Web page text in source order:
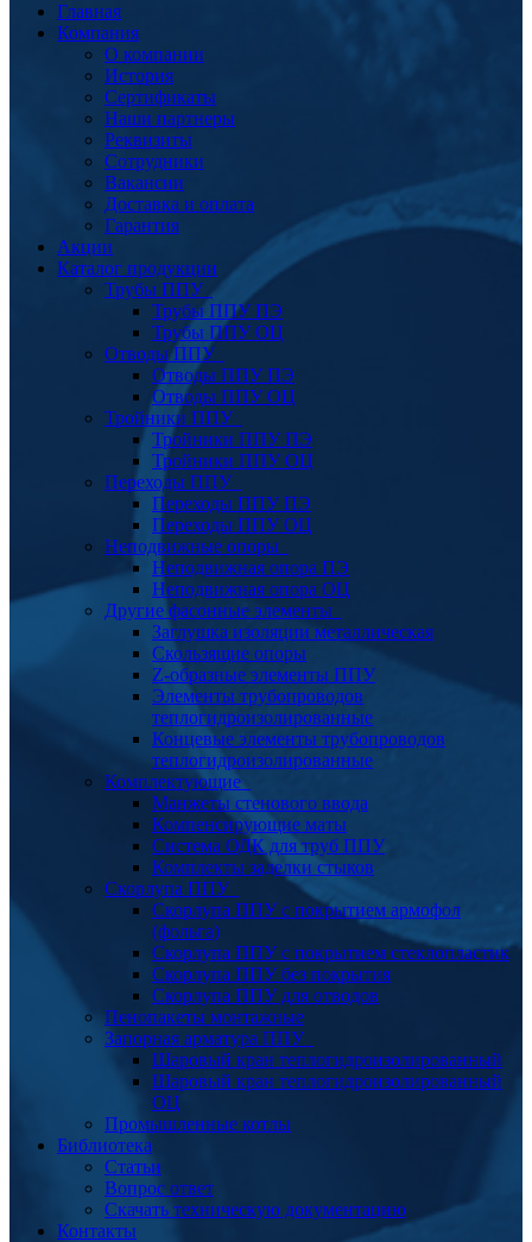
Главная
Компания
О компании
История
Сертификаты
Наши партнеры
Реквизиты
Сотрудники
Вакансии
Доставка и оплата
Гарантия
Акции
Каталог продукции
Трубы ППУ
Трубы ППУ ПЭ
Трубы ППУ ОЦ
Отводы ППУ
Отводы ППУ ПЭ
Отводы ППУ ОЦ
Тройники ППУ
Тройники ППУ ПЭ
Тройники ППУ ОЦ
Переходы ППУ
Переходы ППУ ПЭ
Переходы ППУ ОЦ
Неподвижные опоры
Неподвижная опора ПЭ
Неподвижная опора ОЦ
Другие фасонные элементы
Заглушка изоляции металлическая
Скользящие опоры
Z-образные элементы ППУ
Элементы трубопроводов
теплогидроизолированные
Концевые элементы трубопроводов
теплогидроизолированные
Комплектующие
Манжеты стенового ввода
Компенсирующие маты
Система ОДК для труб ППУ
Комплекты заделки стыков
Скорлупа ППУ
Скорлупа ППУ с покрытием армофол
(фольга)
Скорлупа ППУ с покрытием стеклопластик
Скорлупа ППУ без покрытия
Скорлупа ППУ для отводов
Пенопакеты монтажные
Запорная арматура ППУ
Шаровый кран теплогидроизолированный
Шаровый кран теплогидроизолированный
ОЦ
Промышленные котлы
Библиотека
Статьи
Вопрос ответ
Скачать техническую документацию
Контакты